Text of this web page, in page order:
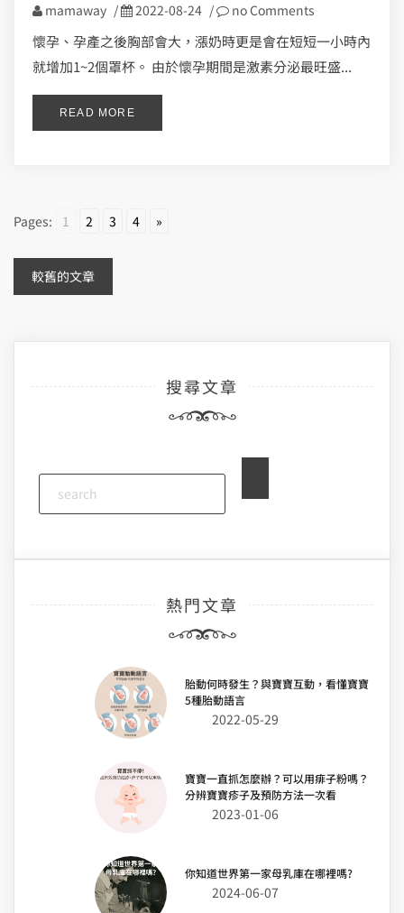
mamaway / 2022-08-24 / no Comments
懷孕、孕產之後胸部會大，漲奶時更是會在短短一小時內
就增加1~2個罩杯。 由於懷孕期間是激素分泌最旺盛...
READ MORE
Pages: 1 2 3 4 »
文
較舊的文章
搜尋文章
熱門文章
胎動何時發生？與寶寶互動，看懂寶寶
5種胎動語言
2022-05-29
寶寶一直抓怎麼辦？可以用痱子粉嗎？
分辨寶寶疹子及預防方法一次看
2023-01-06
你知道世界第一家母乳庫在哪裡嗎?
2024-06-07